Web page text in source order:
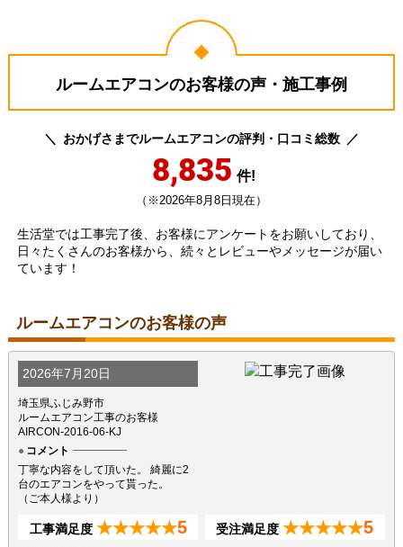
ルームエアコンのお客様の声・施工事例
おかげさまでルームエアコンの評判・口コミ総数
8,835 件!
（※2026年8月8日現在）
生活堂では工事完了後、お客様にアンケートをお願いしており、
日々たくさんのお客様から、続々とレビューやメッセージが届い
ています！
ルームエアコンのお客様の声
2026年7月20日
埼玉県ふじみ野市
ルームエアコン工事のお客様
AIRCON-2016-06-KJ
コメント
丁寧な内容をして頂いた。 綺麗に2
台のエアコンをやって貰った。
（ご本人様より）
工事満足度 ★★★★★5 受注満足度 ★★★★★5